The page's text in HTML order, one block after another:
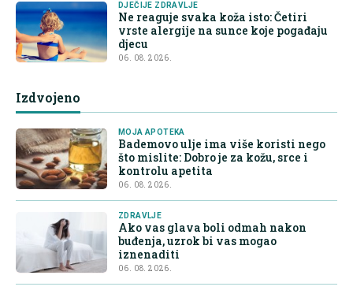
DJEČIJE ZDRAVLJE
Ne reaguje svaka koža isto: Četiri
vrste alergije na sunce koje pogađaju
djecu
06. 08. 2026.
Izdvojeno
MOJA APOTEKA
Bademovo ulje ima više koristi nego
što mislite: Dobro je za kožu, srce i
kontrolu apetita
06. 08. 2026.
ZDRAVLJE
Ako vas glava boli odmah nakon
buđenja, uzrok bi vas mogao
iznenaditi
06. 08. 2026.